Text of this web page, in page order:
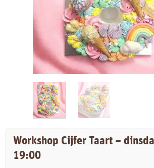
Workshop Cijfer Taart –
19:00